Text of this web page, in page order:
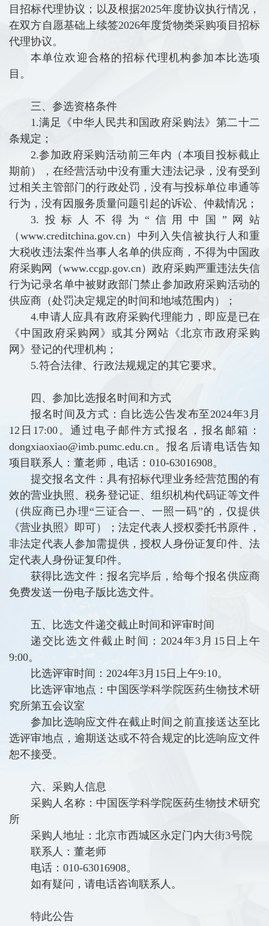
目招标代理协议；以及根据2025年度协议执行情况，
在双方自愿基础上续签2026年度货物类采购项目招标
代理协议。
本单位欢迎合格的招标代理机构参加本比选项
目。
三、参选资格条件
1.满足《中华人民共和国政府采购法》第二十二
条规定；
2.参加政府采购活动前三年内（本项目投标截止
期前），在经营活动中没有重大违法记录，没有受到
过相关主管部门的行政处罚，没有与投标单位串通等
行为，没有因服务质量问题引起的诉讼、仲裁情况；
3.投标人不得为“信用中国”网站
（www.creditchina.gov.cn）中列入失信被执行人和重
大税收违法案件当事人名单的供应商，不得为中国政
府采购网（www.ccgp.gov.cn）政府采购严重违法失信
行为记录名单中被财政部门禁止参加政府采购活动的
供应商（处罚决定规定的时间和地域范围内）；
4.申请人应具有政府采购代理能力，即应是已在
《中国政府采购网》或其分网站《北京市政府采购
网》登记的代理机构；
5.符合法律、行政法规规定的其它要求。
四、参加比选报名时间和方式
报名时间及方式：自比选公告发布至2024年3月
12日17:00。通过电子邮件方式报名，报名邮箱：
dongxiaoxiao@imb.pumc.edu.cn。报名后请电话告知
项目联系人：董老师，电话：010-63016908。
提交报名文件：具有招标代理业务经营范围的有
效的营业执照、税务登记证、组织机构代码证等文件
（供应商已办理“三证合一、一照一码”的，仅提供
《营业执照》即可）；法定代表人授权委托书原件，
非法定代表人参加需提供，授权人身份证复印件、法
定代表人身份证复印件。
获得比选文件：报名完毕后，给每个报名供应商
免费发送一份电子版比选文件。
五、比选文件递交截止时间和评审时间
递交比选文件截止时间：2024年3月15日上午
9:00。
比选评审时间：2024年3月15日上午9:10。
比选评审地点：中国医学科学院医药生物技术研
究所第五会议室
参加比选响应文件在截止时间之前直接送达至比
选评审地点，逾期送达或不符合规定的比选响应文件
恕不接受。
六、采购人信息
采购人名称：中国医学科学院医药生物技术研究
所
采购人地址：北京市西城区永定门内大街3号院
联系人：董老师
电话：010-63016908。
如有疑问，请电话咨询联系人。
特此公告